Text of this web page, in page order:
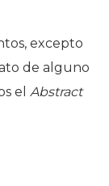
excepto
de alguno
el Abstract